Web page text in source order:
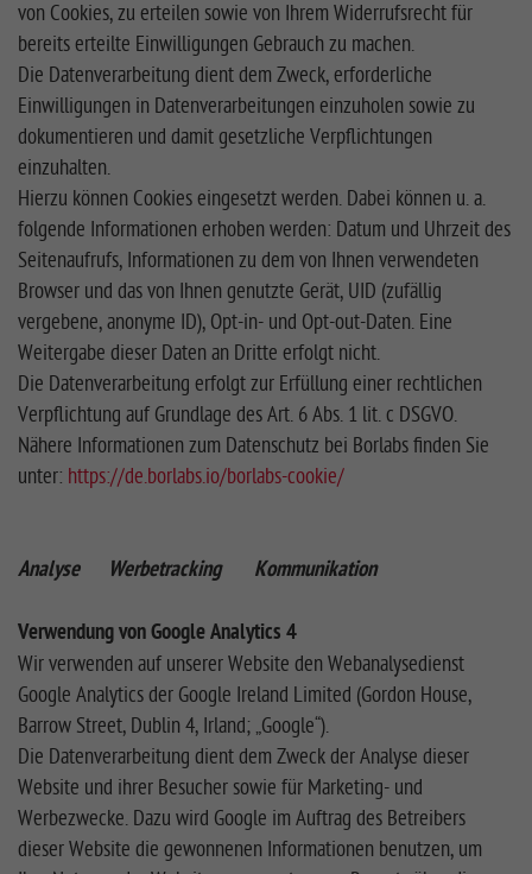
von Cookies, zu erteilen sowie von Ihrem Widerrufsrecht für
bereits erteilte Einwilligungen Gebrauch zu machen.
Die Datenverarbeitung dient dem Zweck, erforderliche
Einwilligungen in Datenverarbeitungen einzuholen sowie zu
dokumentieren und damit gesetzliche Verpflichtungen
einzuhalten.
Hierzu können Cookies eingesetzt werden. Dabei können u. a.
folgende Informationen erhoben werden: Datum und Uhrzeit des
Seitenaufrufs, Informationen zu dem von Ihnen verwendeten
Browser und das von Ihnen genutzte Gerät, UID (zufällig
vergebene, anonyme ID), Opt-in- und Opt-out-Daten. Eine
Weitergabe dieser Daten an Dritte erfolgt nicht.
Die Datenverarbeitung erfolgt zur Erfüllung einer rechtlichen
Verpflichtung auf Grundlage des Art. 6 Abs. 1 lit. c DSGVO.
Nähere Informationen zum Datenschutz bei Borlabs finden Sie
unter: https://de.borlabs.io/borlabs-cookie/
Analyse Werbetracking Kommunikation
Verwendung von Google Analytics 4
Wir verwenden auf unserer Website den Webanalysedienst
Google Analytics der Google Ireland Limited (Gordon House,
Barrow Street, Dublin 4, Irland; „Google“).
Die Datenverarbeitung dient dem Zweck der Analyse dieser
Website und ihrer Besucher sowie für Marketing- und
Werbezwecke. Dazu wird Google im Auftrag des Betreibers
dieser Website die gewonnenen Informationen benutzen, um